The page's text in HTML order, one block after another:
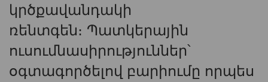
կրծքավանդակի
ռենտգեն։ Պատկերային
ուսումնասիրություններ՝
օգտագործելով բարիումը որպես